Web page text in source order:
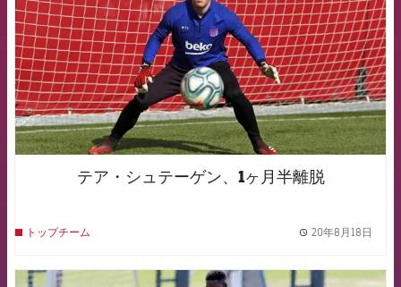
テア・シュテーゲン、1ヶ月半離脱
トップチーム 20年8月18日
FCB Barcelona badge